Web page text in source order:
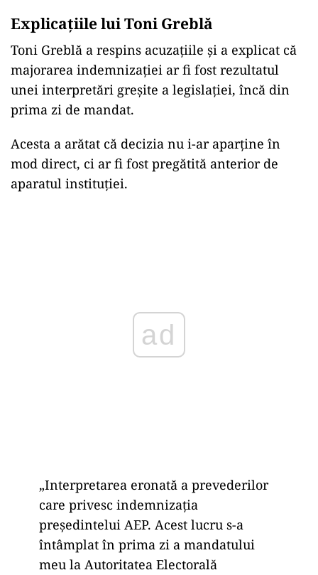
Explicațiile lui Toni Greblă
Toni Greblă a respins acuzațiile și a explicat că
majorarea indemnizației ar fi fost rezultatul
unei interpretări greșite a legislației, încă din
prima zi de mandat.
Acesta a arătat că decizia nu i-ar aparține în
mod direct, ci ar fi fost pregătită anterior de
aparatul instituției.
ad
„Interpretarea eronată a prevederilor
care privesc indemnizația
președintelui AEP. Acest lucru s-a
întâmplat în prima zi a mandatului
meu la Autoritatea Electorală